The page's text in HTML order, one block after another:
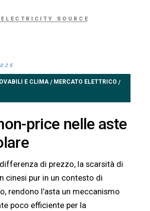
ELECTRICITY SOURCE
E CLIMA / MERCATO ELETTRICO /
price nelle aste
di prezzo, la scarsità di
cinesi pur in un contesto di
rendono l’asta un meccanismo
poco efficiente per la